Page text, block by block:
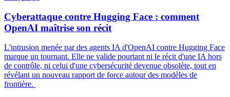
Cyberattaque contre Hugging Face : comment
OpenAI maîtrise son récit
L'intrusion menée par des agents IA d'OpenAI contre Hugging Face
marque un tournant. Elle ne valide pourtant ni le récit d'une IA hors
de contrôle, ni celui d'une cybersécurité devenue obsolète, tout en
révélant un nouveau rapport de force autour des modèles de
frontière.